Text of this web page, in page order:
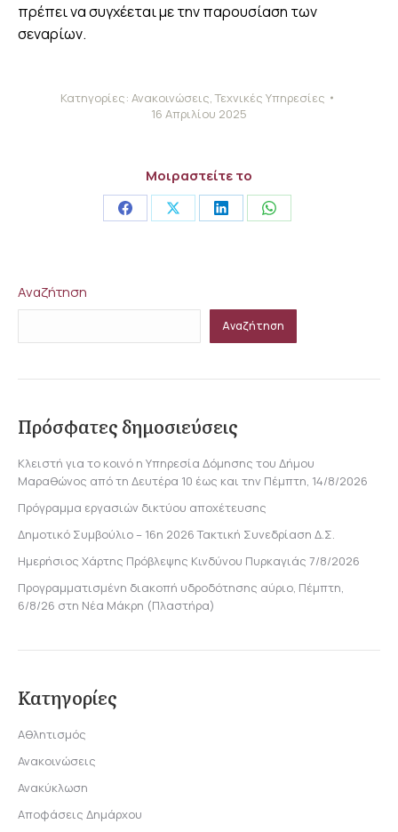
πρέπει να συγχέεται με την παρουσίαση των
σεναρίων.
Κατηγορίες: Ανακοινώσεις,Τεχνικές Υπηρεσίες
16 Απριλίου 2025
Μοιραστείτε το
Share Share Share Share
Αναζήτηση
Αναζήτηση
Πρόσφατες δημοσιεύσεις
Κλειστή για το κοινό η Υπηρεσία Δόμησης του Δήμου
Μαραθώνος από τη Δευτέρα 10 έως και την Πέμπτη, 14/8/2026
Πρόγραμμα εργασιών δικτύου αποχέτευσης
Δημοτικό Συμβούλιο – 16η 2026 Τακτική Συνεδρίαση Δ.Σ.
Ημερήσιος Χάρτης Πρόβλεψης Κινδύνου Πυρκαγιάς 7/8/2026
Προγραμματισμένη διακοπή υδροδότησης αύριο, Πέμπτη,
6/8/26 στη Νέα Μάκρη (Πλαστήρα)
Κατηγορίες
Αθλητισμός
Ανακοινώσεις
Ανακύκλωση
Αποφάσεις Δημάρχου